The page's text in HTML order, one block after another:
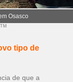
Osasco
tipo de
de que a